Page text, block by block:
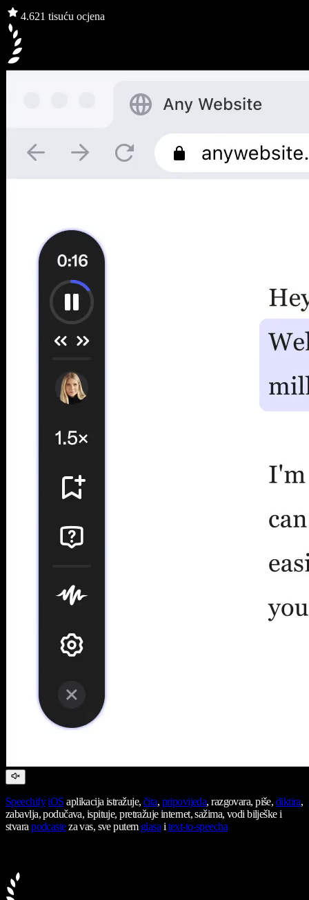
4.621 tisuću ocjena
Speechify iOS aplikacija istražuje, čita, pripovijeda, razgovara, piše, diktira,
zabavlja, podučava, ispituje, pretražuje internet, sažima, vodi bilješke i
stvarapodcasteza vas, sve putem glasaitext-to-speecha